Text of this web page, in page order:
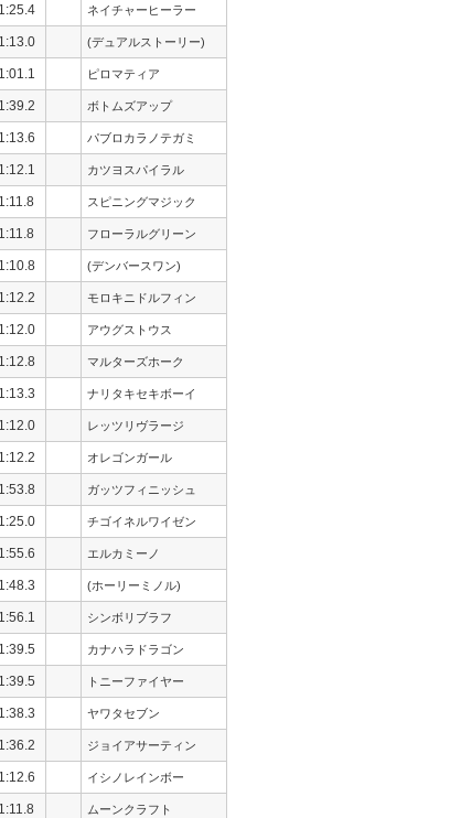
1:25.4 ネイチャーヒーラー
1:13.0 (デュアルストーリー)
1:01.1 ピロマティア
1:39.2 ボトムズアップ
1:13.6 パブロカラノテガミ
1:12.1 カツヨスパイラル
1:11.8 スピニングマジック
1:11.8 フローラルグリーン
1:10.8 (デンバースワン)
1:12.2 モロキニドルフィン
1:12.0 アウグストウス
1:12.8 マルターズホーク
1:13.3 ナリタキセキボーイ
1:12.0 レッツリヴラージ
1:12.2 オレゴンガール
1:53.8 ガッツフィニッシュ
1:25.0 チゴイネルワイゼン
1:55.6 エルカミーノ
1:48.3 (ホーリーミノル)
1:56.1 シンボリブラフ
1:39.5 カナハラドラゴン
1:39.5 トニーファイヤー
1:38.3 ヤワタセブン
1:36.2 ジョイアサーティン
1:12.6 イシノレインボー
1:11.8 ムーンクラフト